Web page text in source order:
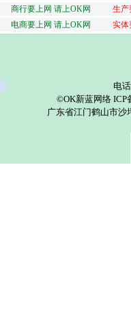
商行要上网 请上OK网
生产
电商要上网 请上OK网
实体
电
©OK新蓝网络 ICP
广东省江门鹤山市沙